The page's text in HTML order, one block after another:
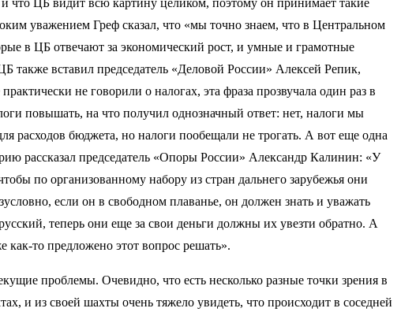
уважением Греф сказал, что «мы точно знаем, что в Центральном
в ЦБ отвечают за экономический рост, и умные и грамотные
также вставил председатель «Деловой России» Алексей Репик,
не говорили о налогах, эта фраза прозвучала один раз в
повышать, на что получил однозначный ответ: нет, налоги мы
расходов бюджета, но налоги пообещали не трогать. А вот еще одна
рассказал председатель «Опоры России» Александр Калинин: «У
по организованному набору из стран дальнего зарубежья они
если он в свободном плаванье, он должен знать и уважать
теперь они еще за свои деньги должны их увезти обратно. А
то предложено этот вопрос решать».
проблемы. Очевидно, что есть несколько разные точки зрения в
и из своей шахты очень тяжело увидеть, что происходит в соседней